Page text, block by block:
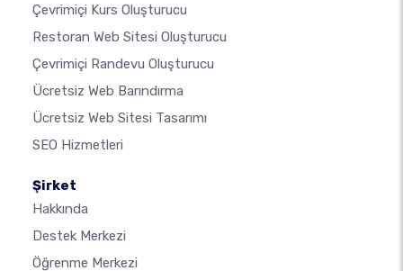
Çevrimiçi Kurs Oluşturucu
Restoran Web Sitesi Oluşturucu
Çevrimiçi Randevu Oluşturucu
Ücretsiz Web Barındırma
Ücretsiz Web Sitesi Tasarımı
SEO Hizmetleri
Şirket
Hakkında
Destek Merkezi
Öğrenme Merkezi